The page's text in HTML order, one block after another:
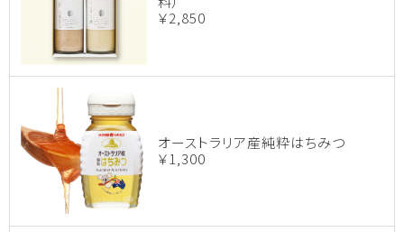
￥2,850
オーストラリア産純粋はちみつ
￥1,300